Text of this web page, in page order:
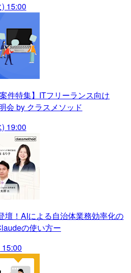
15:00
件特集】ITフリーランス向け
会 by クラスメソッド
19:00
壇！AIによる自治体業務効率化の
の使い方ー